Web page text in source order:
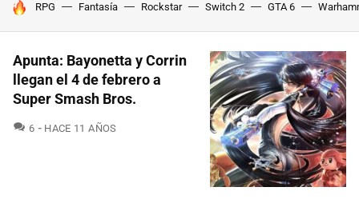
HOY SE HABLA DE
RPG Fantasía Rockstar Switch 2 GTA 6
Apunta: Bayonetta y Corrin
llegan el 4 de febrero a
Super Smash Bros.
6 COMENTARIOS
HACE 11 AÑOS